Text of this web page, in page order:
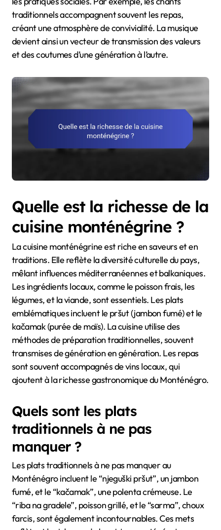
traditionnels accompagnent souvent les repas,
créant une atmosphère de convivialité. La musique
devient ainsi un vecteur de transmission des valeurs
et des coutumes d’une génération à l’autre.
Quelle est la richesse de la
cuisine monténégrine ?
La cuisine monténégrine est riche en saveurs et en
traditions. Elle reflète la diversité culturelle du pays,
mêlant influences méditerranéennes et balkaniques.
Les ingrédients locaux, comme le poisson frais, les
légumes, et la viande, sont essentiels. Les plats
emblématiques incluent le pršut (jambon fumé) et le
kačamak (purée de maïs). La cuisine utilise des
méthodes de préparation traditionnelles, souvent
transmises de génération en génération. Les repas
sont souvent accompagnés de vins locaux, qui
ajoutent à la richesse gastronomique du Monténégro.
Quels sont les plats
traditionnels à ne pas
manquer ?
Les plats traditionnels à ne pas manquer au
Monténégro incluent le “njeguški pršut”, un jambon
fumé, et le “kačamak”, une polenta crémeuse. Le
“riba na gradele”, poisson grillé, et le “sarma”, choux
farcis, sont également incontournables. Ces mets